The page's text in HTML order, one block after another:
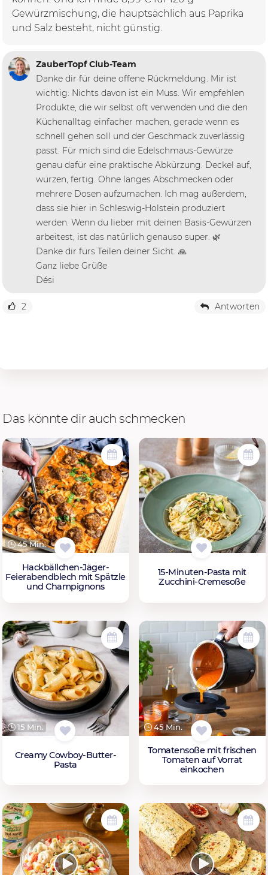
Gewürzmischung, die hauptsächlich aus Paprika
und Salz besteht, nicht günstig.
ZauberTopf Club-Team
Danke dir für deine offene Rückmeldung. Mir ist
wichtig: Nichts davon ist ein Muss. Wir empfehlen
Produkte, die wir selbst oft verwenden und die den
Küchenalltag einfacher machen, gerade wenn es
schnell gehen soll und der Geschmack zuverlässig
passt. Für mich sind die Edelschmaus-Gewürze
genau dafür eine praktische Abkürzung: Deckel auf,
würzen, fertig. Ohne langes Abschmecken oder
mehrere Dosen aufzumachen. Ich mag außerdem,
dass sie hier in Schleswig-Holstein produziert
werden. Wenn du lieber mit deinen Basis-Gewürzen
arbeitest, ist das natürlich genauso super. 🌿
Danke dir fürs Teilen deiner Sicht. 🙏
Ganz liebe Grüße
Dési
2 Antworten
Das könnte dir auch schmecken
45 Min.
Hackbällchen-Jäger-
Feierabendblech mit Spätzle
und Champignons
15-Minuten-Pasta mit
Zucchini-Cremesoße
15 Min.
Creamy Cowboy-Butter-
Pasta
45 Min.
Tomatensoße mit frischen
Tomaten auf Vorrat
einkochen